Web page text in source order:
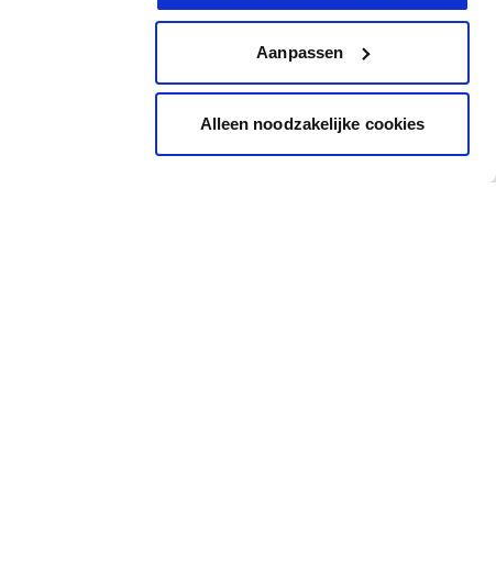
Aanpassen
Alleen noodzakelijke cookies